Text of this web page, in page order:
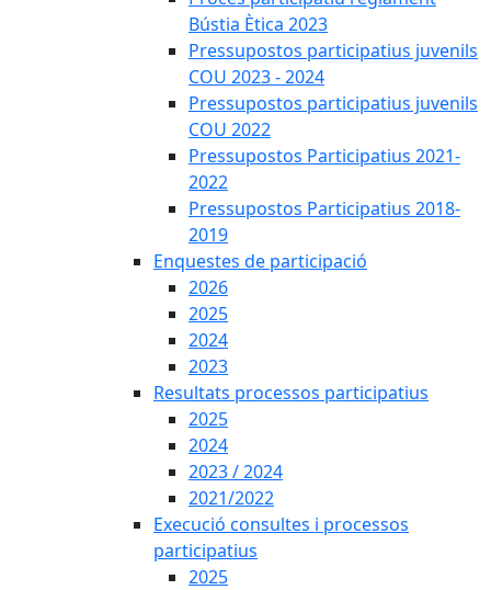
Bústia Ètica 2023
Pressupostos participatius juvenils
COU 2023 - 2024
Pressupostos participatius juvenils
COU 2022
Pressupostos Participatius 2021-
2022
Pressupostos Participatius 2018-
2019
Enquestes de participació
2026
2025
2024
2023
Resultats processos participatius
2025
2024
2023 / 2024
2021/2022
Execució consultes i processos
participatius
2025